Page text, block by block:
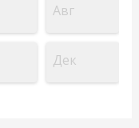
Авг
Дек